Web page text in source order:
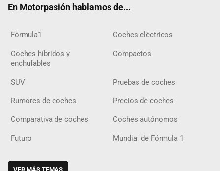
En Motorpasión hablamos de...
Fórmula1 Coches eléctricos
Coches híbridos y
enchufables
Compactos
SUV Pruebas de coches
Rumores de coches Precios de coches
Comparativa de coches Coches autónomos
Futuro Mundial de Fórmula 1
VER MÁS TEMAS